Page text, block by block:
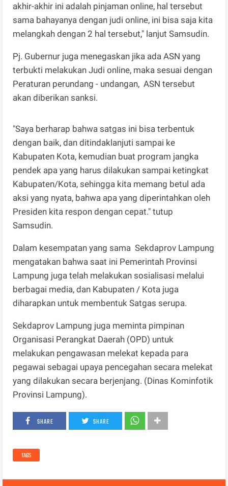
akhir-akhir ini adalah pinjaman online, hal tersebut
sama bahayanya dengan judi online, ini bisa saja kita
melangkah dengan 2 hal tersebut," lanjut Samsudin.
Pj. Gubernur juga menegaskan jika ada ASN yang
terbukti melakukan Judi online, maka sesuai dengan
Peraturan perundang - undangan, ASN tersebut
akan diberikan sanksi.
"Saya berharap bahwa satgas ini bisa terbentuk
dengan baik, dan ditindaklanjuti sampai ke
Kabupaten Kota, kemudian buat program jangka
pendek apa yang harus dilakukan sampai ketingkat
Kabupaten/Kota, sehingga kita memang betul ada
aksi yang nyata, bahwa apa yang diperintahkan oleh
Presiden kita respon dengan cepat." tutup
Samsudin.
Dalam kesempatan yang sama Sekdaprov Lampung
mengatakan bahwa saat ini Pemerintah Provinsi
Lampung juga telah melakukan sosialisasi melalui
berbagai media, dan Kabupaten / Kota juga
diharapkan untuk membentuk Satgas serupa.
Sekdaprov Lampung juga meminta pimpinan
Organisasi Perangkat Daerah (OPD) untuk
melakukan pengawasan melekat kepada para
pegawai sebagai upaya pencegahan secara melekat
yang dilakukan secara berjenjang. (Dinas Kominfotik
Provinsi Lampung).
SHARE SHARE
TAGS